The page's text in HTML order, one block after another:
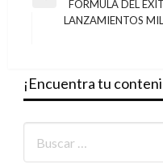
Entrada
anterior
FÓRMULA DEL
LANZAMIENTOS
¡Encuentra tu